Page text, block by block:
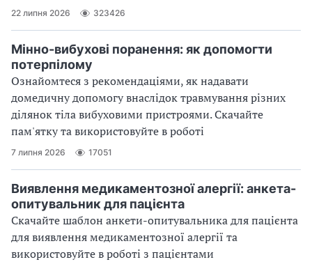
22 липня 2026 323426
Мінно-вибухові поранення: як допомогти
потерпілому
Ознайомтеся з рекомендаціями, як надавати
домедичну допомогу внаслідок травмування різних
ділянок тіла вибуховими пристроями. Скачайте
пам'ятку та використовуйте в роботі
7 липня 2026 17051
Виявлення медикаментозної алергії: анкета-
опитувальник для пацієнта
Скачайте шаблон анкети-опитувальника для пацієнта
для виявлення медикаментозної алергії та
використовуйте в роботі з пацієнтами